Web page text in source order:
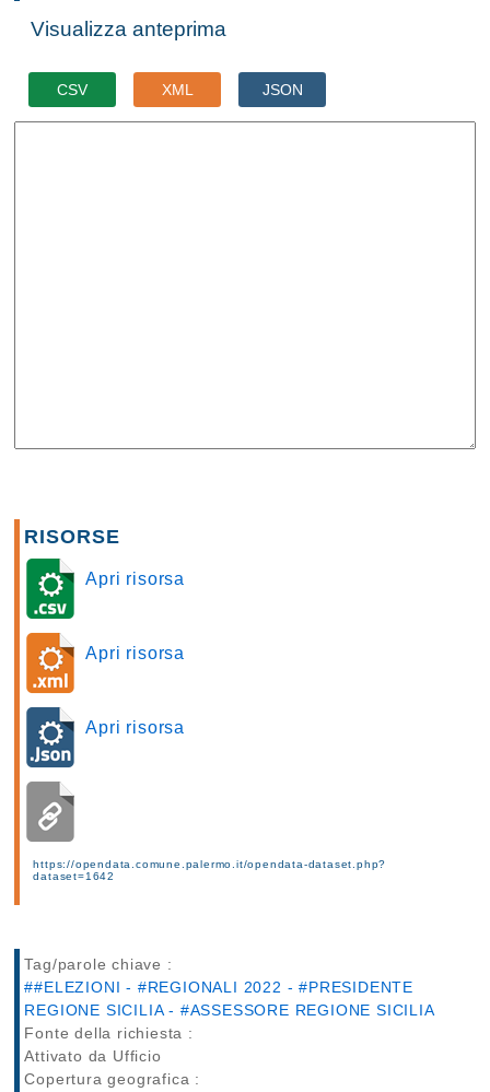
Visualizza anteprima
CSV XML JSON
RISORSE
Apri risorsa
Apri risorsa
Apri risorsa
https://opendata.comune.palermo.it/opendata-dataset.php?
dataset=1642
Tag/parole chiave :
##ELEZIONI - #REGIONALI 2022 - #PRESIDENTE
REGIONE SICILIA - #ASSESSORE REGIONE SICILIA
Fonte della richiesta :
Attivato da Ufficio
Copertura geografica :